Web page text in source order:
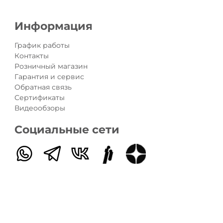
номинал между собой суммировать нельзя.
Информация
График работы
Контакты
Розничный магазин
Гарантия и сервис
Обратная связь
Сертификаты
Видеообзоры
Социальные сети